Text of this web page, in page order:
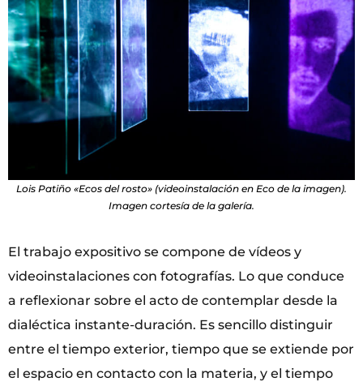
Lois Patiño «Ecos del rosto» (videoinstalación en Eco de la imagen).
Imagen cortesía de la galería.
El trabajo expositivo se compone de vídeos y
videoinstalaciones con fotografías. Lo que conduce
a reflexionar sobre el acto de contemplar desde la
dialéctica instante-duración. Es sencillo distinguir
entre el tiempo exterior, tiempo que se extiende por
el espacio en contacto con la materia, y el tiempo